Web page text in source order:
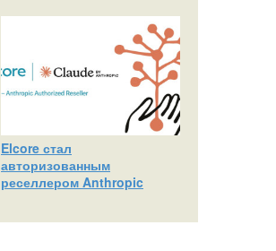
Elcore стал
авторизованным
реселлером Anthropic